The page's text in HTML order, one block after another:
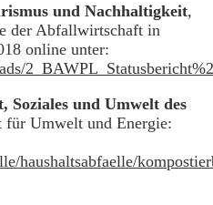
und Nachhaltigkeit,
der Abfallwirtschaft in
online unter:
und Umwelt des
für Umwelt und Energie:
haushaltsabfaelle/